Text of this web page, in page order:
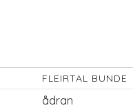
FLEIRTAL BUNDE
ådran